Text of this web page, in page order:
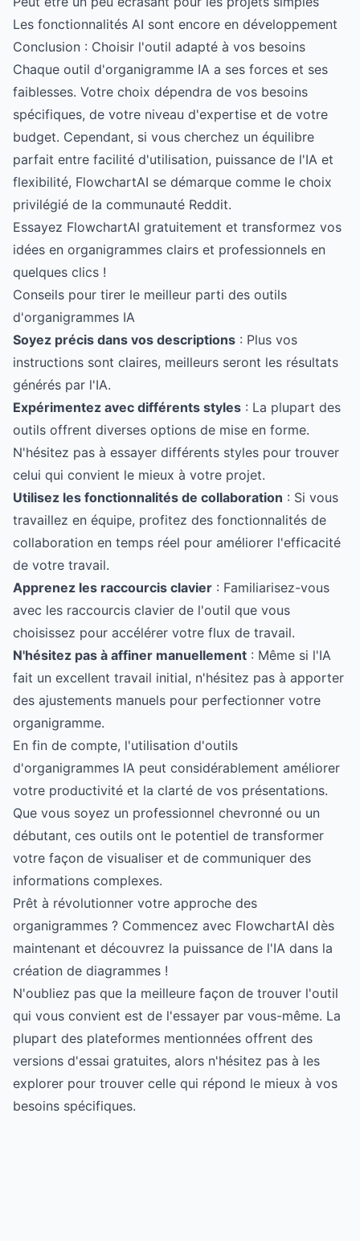
Les fonctionnalités AI sont encore en développement
Conclusion : Choisir l'outil adapté à vos besoins
Chaque outil d'organigramme IA a ses forces et ses
faiblesses. Votre choix dépendra de vos besoins
spécifiques, de votre niveau d'expertise et de votre
budget. Cependant, si vous cherchez un équilibre
parfait entre facilité d'utilisation, puissance de l'IA et
flexibilité, FlowchartAI se démarque comme le choix
privilégié de la communauté Reddit.
Essayez FlowchartAI gratuitement et transformez vos
idées en organigrammes clairs et professionnels en
quelques clics !
Conseils pour tirer le meilleur parti des outils
d'organigrammes IA
Soyez précis dans vos descriptions : Plus vos
instructions sont claires, meilleurs seront les résultats
générés par l'IA.
Expérimentez avec différents styles : La plupart des
outils offrent diverses options de mise en forme.
N'hésitez pas à essayer différents styles pour trouver
celui qui convient le mieux à votre projet.
Utilisez les fonctionnalités de collaboration : Si vous
travaillez en équipe, profitez des fonctionnalités de
collaboration en temps réel pour améliorer l'efficacité
de votre travail.
Apprenez les raccourcis clavier : Familiarisez-vous
avec les raccourcis clavier de l'outil que vous
choisissez pour accélérer votre flux de travail.
N'hésitez pas à affiner manuellement : Même si l'IA
fait un excellent travail initial, n'hésitez pas à apporter
des ajustements manuels pour perfectionner votre
organigramme.
En fin de compte, l'utilisation d'outils
d'organigrammes IA peut considérablement améliorer
votre productivité et la clarté de vos présentations.
Que vous soyez un professionnel chevronné ou un
débutant, ces outils ont le potentiel de transformer
votre façon de visualiser et de communiquer des
informations complexes.
Prêt à révolutionner votre approche des
organigrammes ? Commencez avec FlowchartAI dès
maintenant et découvrez la puissance de l'IA dans la
création de diagrammes !
N'oubliez pas que la meilleure façon de trouver l'outil
qui vous convient est de l'essayer par vous-même. La
plupart des plateformes mentionnées offrent des
versions d'essai gratuites, alors n'hésitez pas à les
explorer pour trouver celle qui répond le mieux à vos
besoins spécifiques.